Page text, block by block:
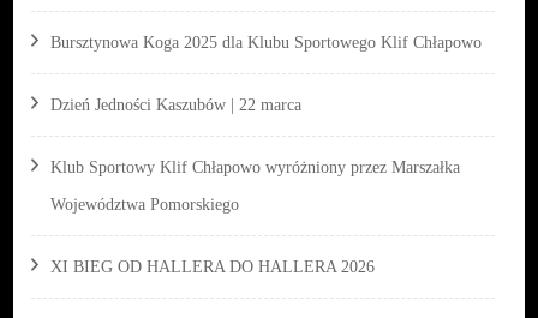
Bursztynowa Koga 2025 dla Klubu Sportowego Klif Chłapowo
Dzień Jedności Kaszubów | 22 marca
Klub Sportowy Klif Chłapowo wyróżniony przez Marszałka
Województwa Pomorskiego
XI BIEG OD HALLERA DO HALLERA 2026